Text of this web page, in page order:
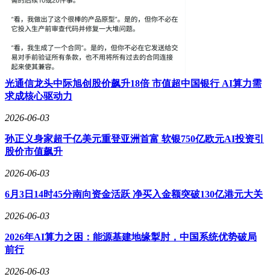
光通信龙头中际旭创股价飙升18倍 市值超中国银行 AI算力需
求成核心驱动力
2026-06-03
孙正义身家超千亿美元重登亚洲首富 软银750亿欧元AI投资引
股价市值飙升
2026-06-03
6月3日14时45分南向资金活跃 净买入金额突破130亿港元大关
2026-06-03
2026年AI算力之困：能源基建地缘掣肘，中国系统优势破局
前行
2026-06-03